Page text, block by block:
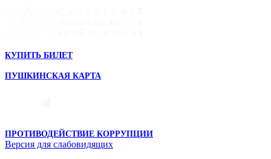
КУПИТЬ БИЛЕТ
ПУШКИНСКАЯ КАРТА
ПРОТИВОДЕЙСТВИЕ КОРРУПЦИИ
Версия для слабовидящих